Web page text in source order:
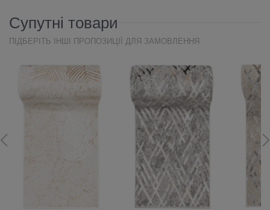
Супутні товари
ПІДБЕРІТЬ ІНШІ ПРОПОЗИЦІЇ ДЛЯ ЗАМОВЛЕННЯ